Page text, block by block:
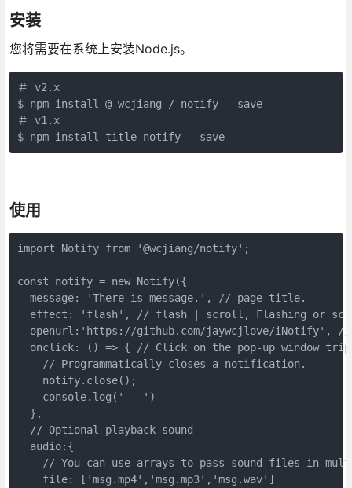
安装
您将需要在系统上安装Node.js。
＃ v2.x
$ npm install @ wcjiang / notify --save
＃ v1.x
$ npm install title-notify --save
使用
import Notify from '@wcjiang/notify';
const notify = new Notify({
  message: 'There is message.', // page title.
effect: 'flash', // flash | scroll, Flashing or
openurl:'https://github.com/jaywcjlove/iNotify',
onclick: () => { // Click on the pop-up window
    // Programmatically closes a notification.
    notify.close();
    console.log('---')
  },
  // Optional playback sound
  audio:{
// You can use arrays to pass sound files in
    file: ['msg.mp4','msg.mp3','msg.wav']